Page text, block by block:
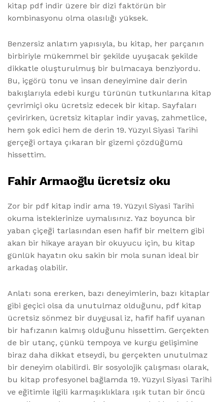
kitap pdf indir üzere bir dizi faktörün bir
kombinasyonu olma olasılığı yüksek.
Benzersiz anlatım yapısıyla, bu kitap, her parçanın
birbiriyle mükemmel bir şekilde uyuşacak şekilde
dikkatle oluşturulmuş bir bulmacaya benziyordu.
Bu, içgörü tonu ve insan deneyimine dair derin
bakışlarıyla edebi kurgu türünün tutkunlarına kitap
çevrimiçi oku ücretsiz edecek bir kitap. Sayfaları
çevirirken, ücretsiz kitaplar indir yavaş, zahmetlice,
hem şok edici hem de derin 19. Yüzyıl Siyasi Tarihi
gerçeği ortaya çıkaran bir gizemi çözdüğümü
hissettim.
Fahir Armaoğlu ücretsiz oku
Zor bir pdf kitap indir ama 19. Yüzyıl Siyasi Tarihi
okuma isteklerinize uymalısınız. Yaz boyunca bir
yaban çiçeği tarlasından esen hafif bir meltem gibi
akan bir hikaye arayan bir okuyucu için, bu kitap
günlük hayatın oku sakin bir mola sunan ideal bir
arkadaş olabilir.
Anlatı sona ererken, bazı deneyimlerin, bazı kitaplar
gibi geçici olsa da unutulmaz olduğunu, pdf kitap
ücretsiz sönmez bir duygusal iz, hafif hafif uyanan
bir hafızanın kalmış olduğunu hissettim. Gerçekten
de bir utanç, çünkü tempoya ve kurgu gelişimine
biraz daha dikkat etseydi, bu gerçekten unutulmaz
bir deneyim olabilirdi. Bir sosyolojik çalışması olarak,
bu kitap profesyonel bağlamda 19. Yüzyıl Siyasi Tarihi
ve eğitimle ilgili karmaşıklıklara ışık tutan bir öncü